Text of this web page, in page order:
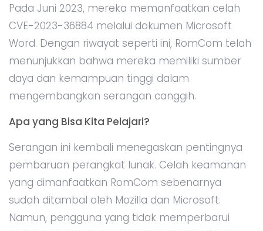
Pada Juni 2023, mereka memanfaatkan celah
CVE-2023-36884 melalui dokumen Microsoft
Word. Dengan riwayat seperti ini, RomCom telah
menunjukkan bahwa mereka memiliki sumber
daya dan kemampuan tinggi dalam
mengembangkan serangan canggih.
Apa yang Bisa Kita Pelajari?
Serangan ini kembali menegaskan pentingnya
pembaruan perangkat lunak. Celah keamanan
yang dimanfaatkan RomCom sebenarnya
sudah ditambal oleh Mozilla dan Microsoft.
Namun, pengguna yang tidak memperbarui